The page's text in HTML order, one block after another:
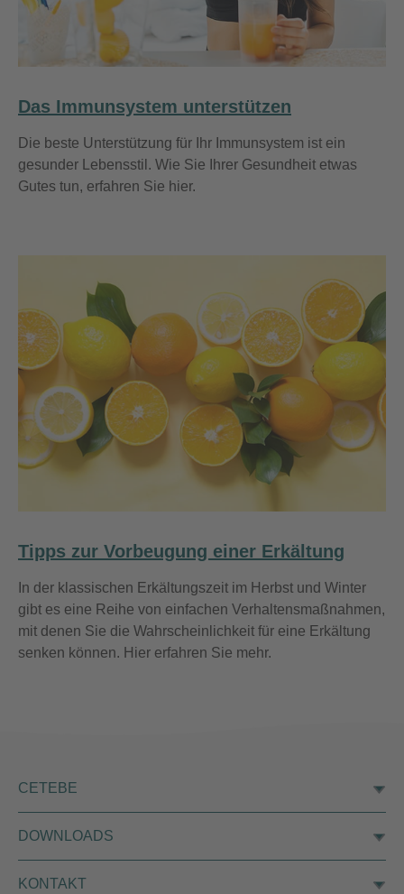
Das Immunsystem unterstützen
Die beste Unterstützung für Ihr Immunsystem ist ein
gesunder Lebensstil. Wie Sie Ihrer Gesundheit etwas
Gutes tun, erfahren Sie hier.
Tipps zur Vorbeugung einer Erkältung
In der klassischen Erkältungszeit im Herbst und Winter
gibt es eine Reihe von einfachen Verhaltensmaßnahmen,
mit denen Sie die Wahrscheinlichkeit für eine Erkältung
senken können. Hier erfahren Sie mehr.
CETEBE
Cetebe® ABWEHR plus
®
®
DOWNLOADS
Cetebe Abwehr Plus Kapseln Gebrauchsanweisung
KONTAKT